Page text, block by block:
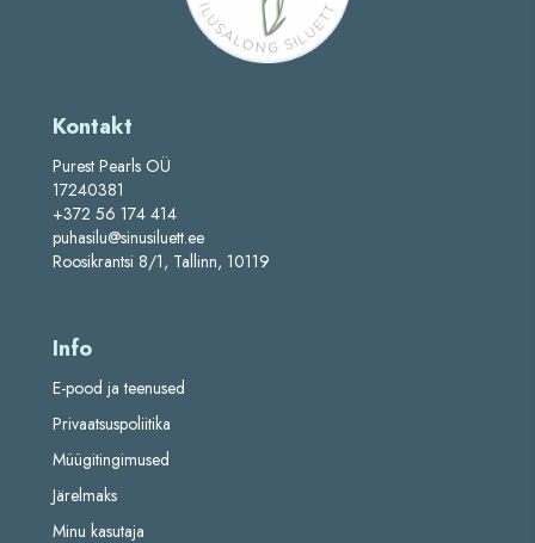
Kontakt
Purest Pearls OÜ
17240381
+372 56 174 414
puhasilu@sinusiluett.ee
Roosikrantsi 8/1, Tallinn, 10119
Info
E-pood ja teenused
Privaatsuspoliitika
Müügitingimused
Järelmaks
Minu kasutaja